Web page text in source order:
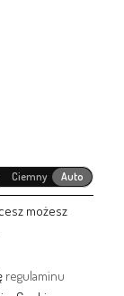
Ciemny Auto
możesz
regulaminu